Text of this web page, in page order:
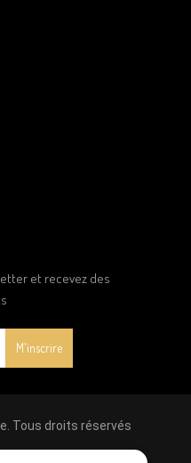
et recevez des
Tous droits réservés